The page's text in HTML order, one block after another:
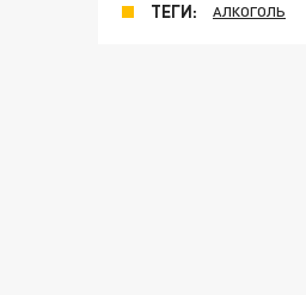
ТЕГИ: АЛКОГОЛЬ